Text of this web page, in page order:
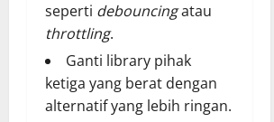
seperti debouncingatau
throttling.
Ganti library pihak
ketiga yang berat dengan
alternatif yang lebih ringan.